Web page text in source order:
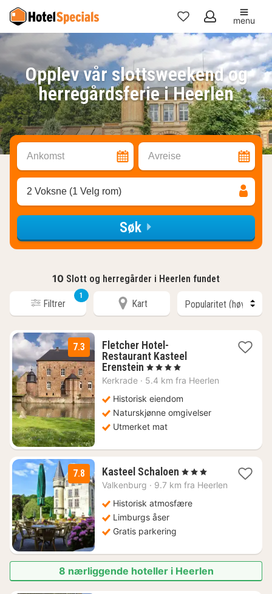
Mine
favoritter
menu
Opplev vår slottsweekend og
herregårdsferie i Heerlen
Ankomst Avreise
2 Voksne (1 Velg rom)
Søk
10 Slott og herregårder i Heerlen fundet
Filtrer
1
Kart
7.3
Fletcher Hotel-
Restaurant Kasteel
Erenstein 1
natt
913
kr.
, 4 Stjerner
Kerkrade · 5.4 km fra Heerlen
Historisk eiendom
Naturskjønne omgivelser
Utmerket mat
7.8 Kasteel Schaloen 3
netter
1069
, 3 Stjerner
Valkenburg · 9.7 km fra Heerlen
Historisk atmosfære
Limburgs åser
Gratis parkering
8 nærliggende hoteller i Heerlen